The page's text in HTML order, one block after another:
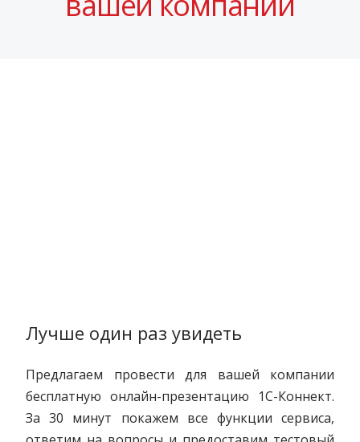
Лучше один раз увидеть
Предлагаем провести для вашей компании
бесплатную онлайн-презентацию 1С-Коннект.
За 30 минут покажем все функции сервиса,